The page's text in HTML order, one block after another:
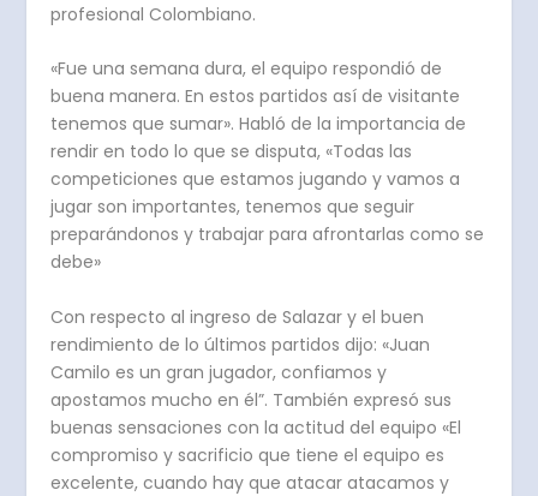
profesional Colombiano.
«Fue una semana dura, el equipo respondió de
buena manera. En estos partidos así de visitante
tenemos que sumar». Habló de la importancia de
rendir en todo lo que se disputa, «Todas las
competiciones que estamos jugando y vamos a
jugar son importantes, tenemos que seguir
preparándonos y trabajar para afrontarlas como se
debe»
Con respecto al ingreso de Salazar y el buen
rendimiento de lo últimos partidos dijo: «Juan
Camilo es un gran jugador, confiamos y
apostamos mucho en él”. También expresó sus
buenas sensaciones con la actitud del equipo «El
compromiso y sacrificio que tiene el equipo es
excelente, cuando hay que atacar atacamos y